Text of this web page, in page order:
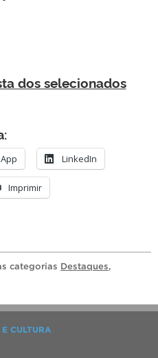
dos selecionados
LinkedIn
Imprimir
categorias Destaques,
CULTURA